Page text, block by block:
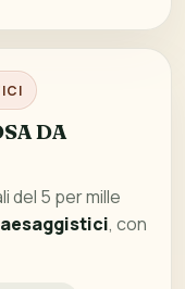
DA
del 5 per mille
, con